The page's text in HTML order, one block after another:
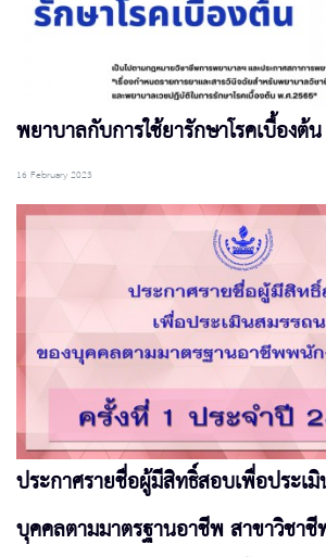
พยาบาลกับการใช้ยารักษาโรคเบื้องต้น
16 February 2023
ประกาศรายชื่อผู้มีสิทธิ์สอบเพื่อประเ
บุคคลตามมาตรฐานอาชีพ สาขาวิชา